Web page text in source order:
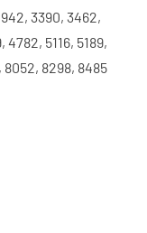
3390, 3462,
5116, 5189,
8052, 8298, 8485